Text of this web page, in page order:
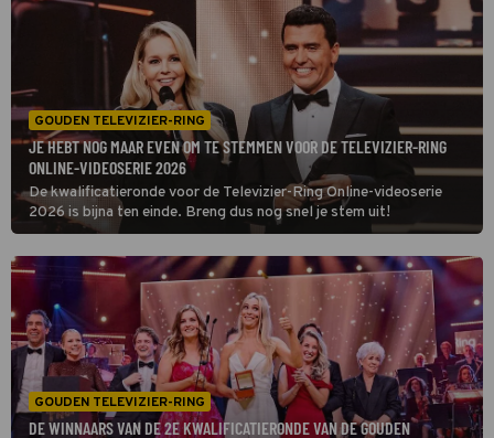
GOUDEN TELEVIZIER-RING
JE HEBT NOG MAAR EVEN OM TE STEMMEN VOOR DE TELEVIZIER-RING
ONLINE-VIDEOSERIE 2026
De kwalificatieronde voor de Televizier-Ring Online-videoserie
2026 is bijna ten einde. Breng dus nog snel je stem uit!
GOUDEN TELEVIZIER-RING
DE WINNAARS VAN DE 2E KWALIFICATIERONDE VAN DE GOUDEN